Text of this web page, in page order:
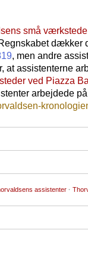
små
dækker
, men andre
at assistenterne
ved Piazza
arbejdede
assistenter ·